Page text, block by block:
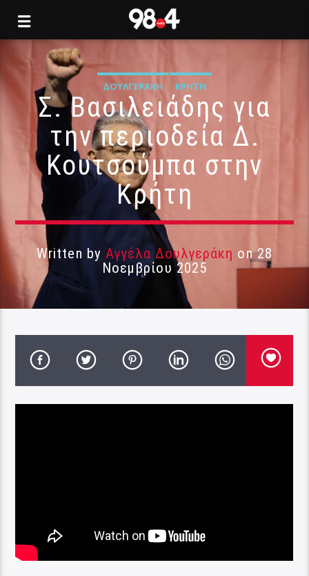
ΔΟΥΛΓΕΡΆΚΗ ΚΡΉΤΗ
Σ. Βασιλειάδης για
την περιοδεία Δ.
Κουτσούμπα στην
Κρήτη
Written by Αγγέλα Δουλγεράκη on 28
Νοεμβρίου 2025